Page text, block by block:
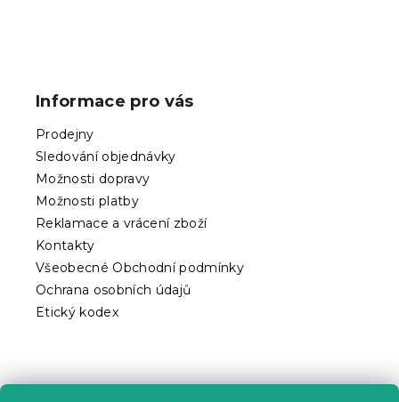
Informace pro vás
Prodejny
Sledování objednávky
Možnosti dopravy
Možnosti platby
Reklamace a vrácení zboží
Kontakty
Všeobecné Obchodní podmínky
Ochrana osobních údajů
Etický kodex